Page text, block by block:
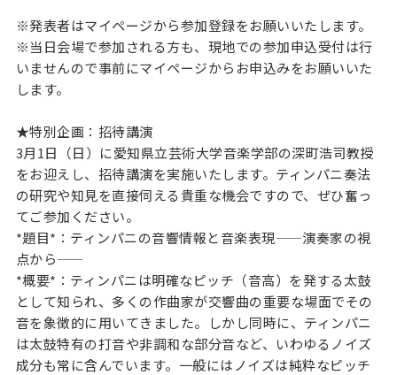
※発表者はマイページから参加登録をお願いいたします。
※当日会場で参加される方も、現地での参加申込受付は行
いませんので事前にマイページからお申込みをお願いいた
します。
★特別企画：招待講演
3月1日（日）に愛知県立芸術大学音楽学部の深町浩司教授
をお迎えし、招待講演を実施いたします。ティンパニ奏法
の研究や知見を直接伺える貴重な機会ですので、ぜひ奮っ
てご参加ください。
*題目*：ティンパニの音響情報と音楽表現——演奏家の視
点から——
*概要*：ティンパニは明確なピッチ（音高）を発する太鼓
として知られ、多くの作曲家が交響曲の重要な場面でその
音を象徴的に用いてきました。しかし同時に、ティンパニ
は太鼓特有の打音や非調和な部分音など、いわゆるノイズ
成分も常に含んでいます。一般にはノイズは純粋なピッチ